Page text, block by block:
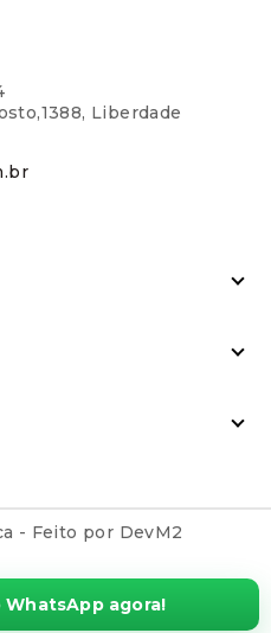
WhatsApp agora!
Liberdade
- Feito por DevM2